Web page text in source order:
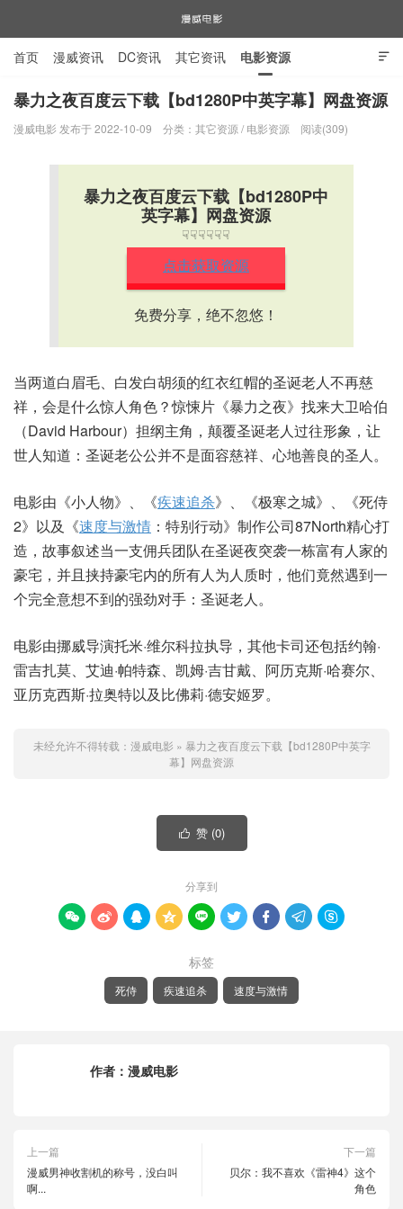

首页 漫威资讯 DC资讯 其它资讯 电影资源
电视剧资源 漫威图片
暴力之夜百度云下载【bd1280P中英字幕】网盘资源
漫威电影 发布于 2022-10-09 分类： 其它资源 / 电影资源 阅读(309)
暴力之夜百度云下载【bd1280P中
英字幕】网盘资源
☟☟☟☟☟☟
点击获取资源
免费分享，绝不忽悠！
当两道白眉毛、白发白胡须的红衣红帽的圣诞老人不再慈
祥，会是什么惊人角色？惊悚片《暴力之夜》找来大卫哈伯
（David Harbour）担纲主角，颠覆圣诞老人过往形象，让
世人知道：圣诞老公公并不是面容慈祥、心地善良的圣人。
电影由《小人物》、《疾速追杀》、《极寒之城》、《死侍
2》以及《速度与激情 ：特别行动》制作公司87North精心打
造，故事叙述当一支佣兵团队在圣诞夜突袭一栋富有人家的
豪宅，并且挟持豪宅内的所有人为人质时，他们竟然遇到一
个完全意想不到的强劲对手：圣诞老人。
电影由挪威导演托米·维尔科拉执导，其他卡司还包括约翰·
雷吉扎莫、艾迪·帕特森、凯姆·吉甘戴、阿历克斯·哈赛尔、
亚历克西斯·拉奥特以及比佛莉·德安姬罗。
未经允许不得转载： 漫威电影 » 暴力之夜百度云下载【bd1280P中英字
幕】网盘资源
 赞 (0)
分享到
        
标签
死侍 疾速追杀 速度与激情
作者： 漫威电影
上一篇
漫威男神收割机的称号，没白叫
啊...
下一篇
贝尔：我不喜欢《雷神4》这个
角色